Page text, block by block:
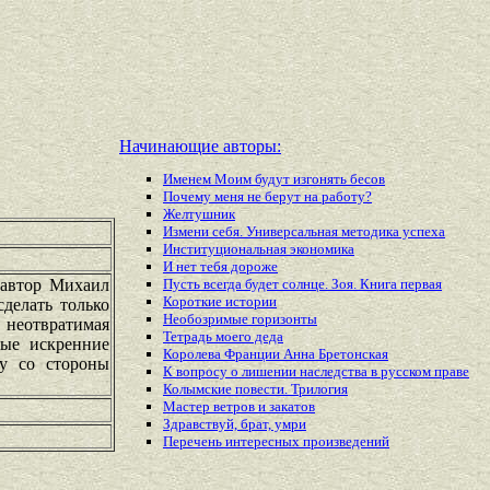
Михаил
только
искренние
со стороны
Начинающие авторы:
Именем Моим будут изгонять бесов
Почему меня не берут на работу?
Желтушник
Измени себя. Универсальная методика успеха
Институциональная экономика
И нет тебя дороже
Пусть всегда будет солнце. Зоя. Книга первая
Короткие истории
Необозримые горизонты
Тетрадь моего деда
Королева Франции Анна Бретонская
К вопросу о лишении наследства в русском праве
Колымские повести. Трилогия
Мастер ветров и закатов
Здравствуй, брат, умри
Перечень интересныхпроизведений